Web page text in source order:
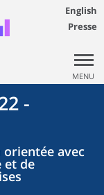
English
Presse
MENU
-
avec
et de